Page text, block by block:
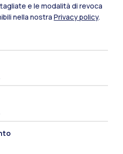
e le modalità di revoca
nella nostra Privacy policy.